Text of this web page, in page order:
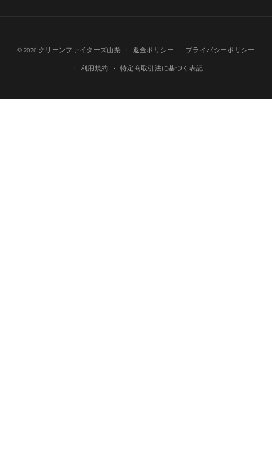
© 2026 クリーンファイターズ山梨 返金ポリシー プライバシーポリシー
利用規約 特定商取引法に基づく表記